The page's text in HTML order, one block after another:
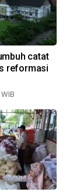
catat
reformasi